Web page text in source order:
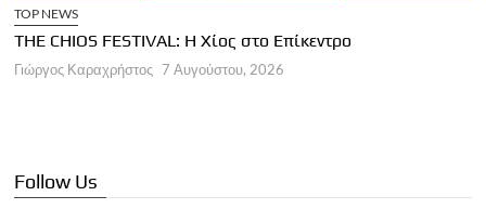
TOP NEWS
THE CHIOS FESTIVAL: Η Χίος στο Επίκεντρο
Γιώργος Καραχρήστος 7 Αυγούστου, 2026
Follow Us